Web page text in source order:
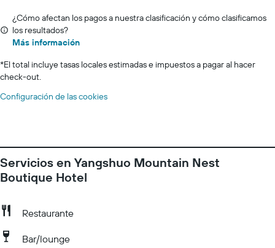
¿Cómo afectan los pagos a nuestra clasificación y cómo clasificamos
los resultados?
Más información
*El total incluye tasas locales estimadas e impuestos a pagar al hacer
check-out.
Configuración de las cookies
Servicios en Yangshuo Mountain Nest
Boutique Hotel
Restaurante
Bar/lounge